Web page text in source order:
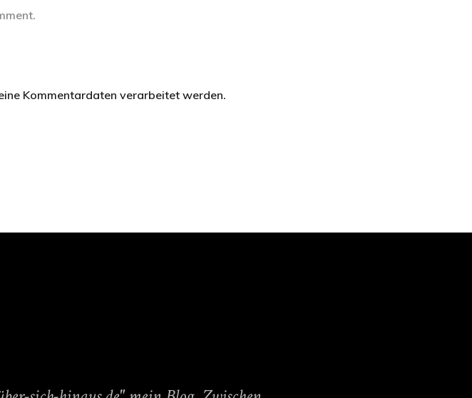
Kommentardaten verarbeitet werden.